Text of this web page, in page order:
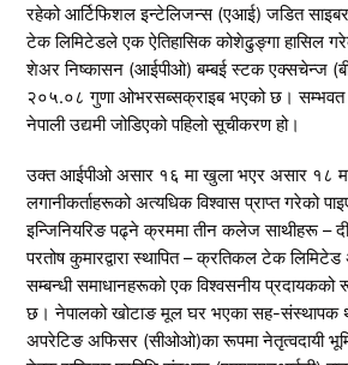
रहेको आर्टिफिशल इन्टेलिजन्स (एआई) जडित
टेक लिमिटेडले एक ऐतिहासिक कोशेढुङ्गा हासिल
शेअर निष्कासन (आईपीओ) बम्बई स्टक एक्सचेन्ज
२०५.०८ गुणा ओभरसब्सक्राइब भएको छ। सम्भवत
नेपाली उद्यमी जोडिएको पहिलो सूचीकरण हो।
उक्त आईपीओ असार १६ मा खुला भएर असार १८ मा
लगानीकर्ताहरूको अत्यधिक विश्वास प्राप्त गरेको
इन्जिनियरिङ पढ्ने क्रममा तीन कलेज साथीहरू –
परतोष कुमारद्वारा स्थापित – क्रतिकल टेक
सम्बन्धी समाधानहरूको एक विश्वसनीय प्रदायकको
छ। नेपालको खोटाङ मूल घर भएका सह-संस्थापक
अपरेटिङ अफिसर (सीओओ)का रूपमा नेतृत्वदायी